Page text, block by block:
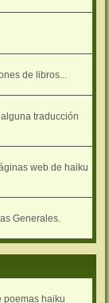
de libros...
traducción
web de haiku
Generales.
poemas haiku